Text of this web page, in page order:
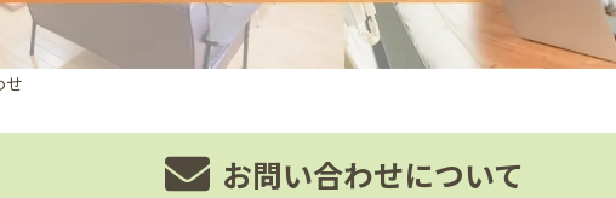
せ
お問い合わせについて